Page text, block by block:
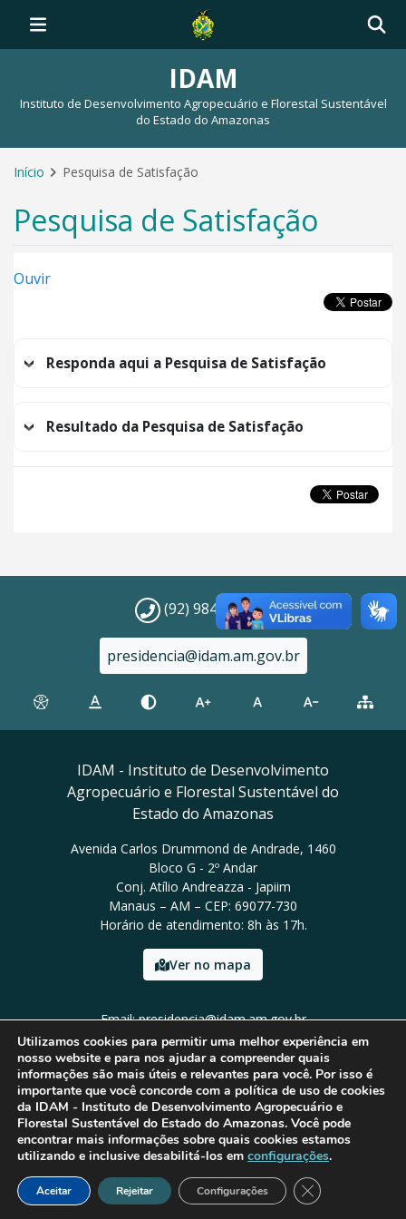
IDAM
Instituto de Desenvolvimento Agropecuário e Florestal Sustentável
do Estado do Amazonas
Início Pesquisa de Satisfação
Pesquisa de Satisfação
Ouvir
Responda aqui a Pesquisa de Satisfação
Resultado da Pesquisa de Satisfação
(92) 98452-9911
presidencia@idam.am.gov.br
IDAM - Instituto de Desenvolvimento
Agropecuário e Florestal Sustentável do
Estado do Amazonas
Avenida Carlos Drummond de Andrade, 1460
Bloco G - 2º Andar
Conj. Atílio Andreazza - Japiim
Manaus – AM – CEP: 69077-730
Horário de atendimento: 8h às 17h.
Ver no mapa
Email: presidencia@idam.am.gov.br
Tel: (92) 98452-9911
Utilizamos cookies para permitir uma melhor experiência em
nosso website e para nos ajudar a compreender quais
informações são mais úteis e relevantes para você. Por isso é
importante que você concorde com a política de uso de cookies
da IDAM - Instituto de Desenvolvimento Agropecuário e
Florestal Sustentável do Estado do Amazonas. Você pode
encontrar mais informações sobre quais cookies estamos
utilizando e inclusive desabilitá-los em configurações.
Aceitar Rejeitar Configurações Close GDPR